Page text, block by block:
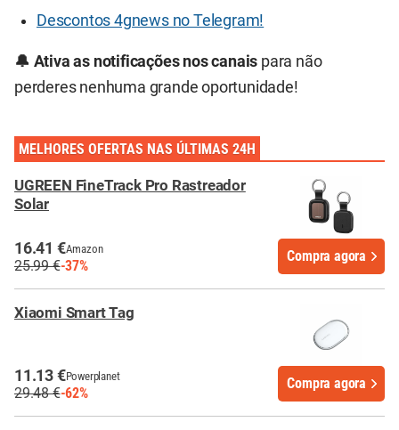
Descontos 4gnews no Telegram!
🔔 Ativa as notificações nos canais para não
perderes nenhuma grande oportunidade!
MELHORES OFERTAS NAS ÚLTIMAS 24H
UGREEN FineTrack Pro Rastreador
Solar
16.41 €Amazon
25.99 €-37%
Compra agora
Xiaomi Smart Tag
11.13 €Powerplanet
29.48 €-62%
Compra agora